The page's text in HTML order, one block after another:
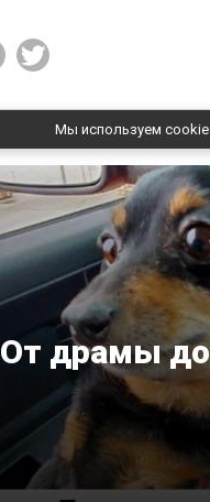
Мы используем
От драмы до